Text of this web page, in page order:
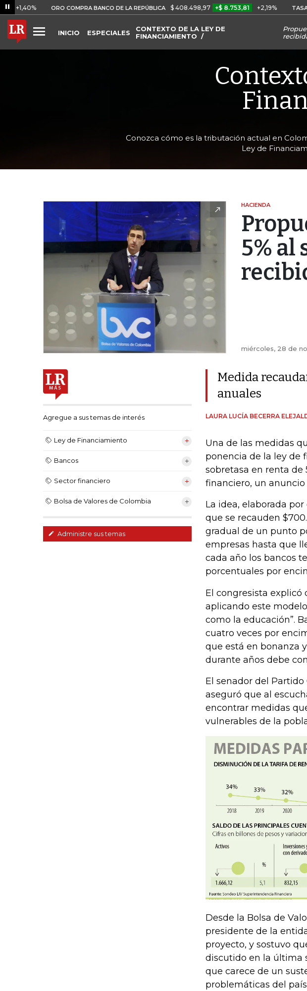
ORO COMPRA BANCO DE LA REPÚBLICA $ 408.498,97 +$ 8.753,81 +2,19% TASA DE
INICIO ESPECIALES
CONTEXTO DE LA LEY DE
FINANCIAMIENTO
Conozca cómo es la tributación actual en
Ley de
HACIENDA
5% al
miércoles, 28 de
Agregue a sus temas de interés
Ley de Financiamiento
Bancos
Sector financiero
Bolsa de Valores de Colombia
Administre sus temas
Medida
anuales
LAURA LUCÍA BECERRA
Una de las medidas
ponencia de la ley de
sobretasa en renta de
financiero, un
La idea, elaborada
que se recauden
gradual de un punto
empresas hasta que
cada año los bancos
porcentuales por
El congresista explicó
aplicando este
como la educación”.
cuatro veces por
que está en bonanza
durante años debe
El senador del
aseguró que al
encontrar medidas
vulnerables de la
Desde la Bolsa de
presidente de la
proyecto, y sostuvo
discutido en la última
que carece de un
problemáticas del